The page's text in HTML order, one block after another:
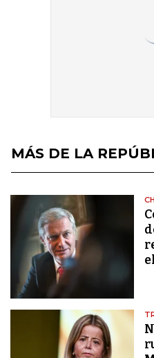
MÁS DE LA